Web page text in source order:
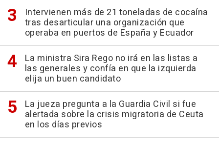
Intervienen más de 21 toneladas de cocaína
tras desarticular una organización que
operaba en puertos de España y Ecuador
La ministra Sira Rego no irá en las listas a
las generales y confía en que la izquierda
elija un buen candidato
La jueza pregunta a la Guardia Civil si fue
alertada sobre la crisis migratoria de Ceuta
en los días previos